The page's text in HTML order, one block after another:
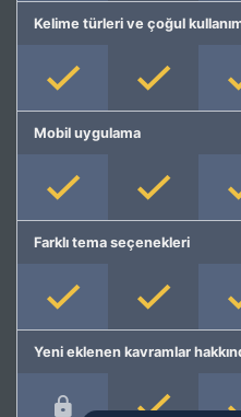
Kelime türleri ve çoğul
Mobil uygulama
Farklı tema seçenekleri
Yeni eklenen kavramlar